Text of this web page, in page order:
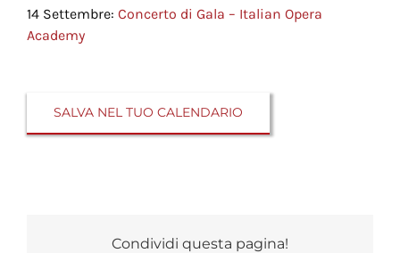
14 Settembre: Concerto di Gala – Italian Opera
Academy
SALVA NEL TUO CALENDARIO
Condividi questa pagina!